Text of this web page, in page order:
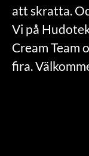
att skratta.
Vi på
Cream Team
fira.